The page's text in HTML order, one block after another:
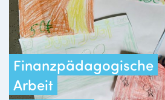
Finanzpädagogische
Arbeit